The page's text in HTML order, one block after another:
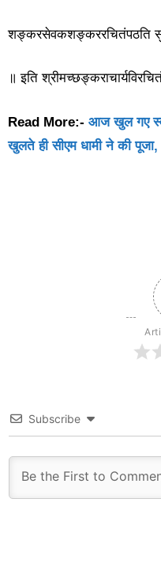
शङ्करसेवकशङ्कररचितंपठति
॥ इति
Read More:- आज खुल गए
खुलते ही सीएम धामी ने की पूजा,
Subscribe